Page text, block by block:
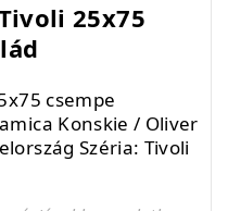
25x75
csempe
Konskie / Oliver
Széria: Tivoli